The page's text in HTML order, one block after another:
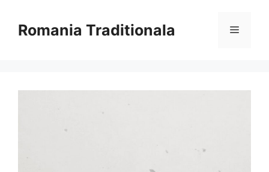
conținutRomania Traditionala Meniu